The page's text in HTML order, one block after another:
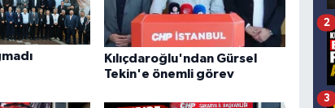
Kılıçdaroğlu'ndan Gürsel
Tekin'e önemli görev
2
3